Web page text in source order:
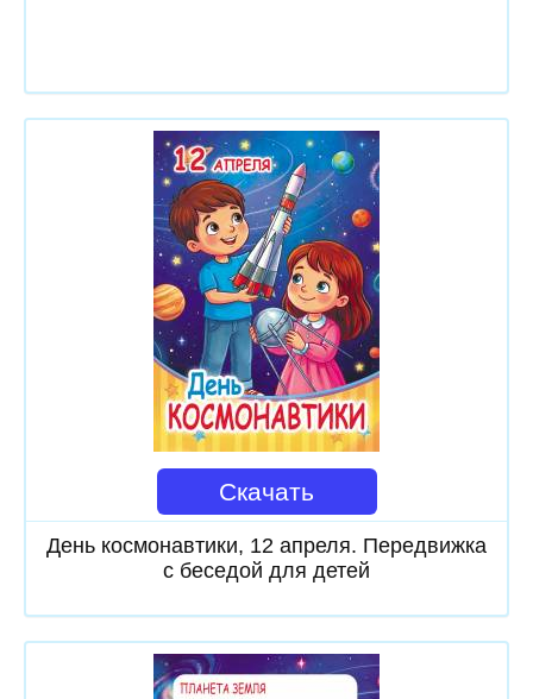
Скачать
День космонавтики, 12 апреля. Передвижка
с беседой для детей